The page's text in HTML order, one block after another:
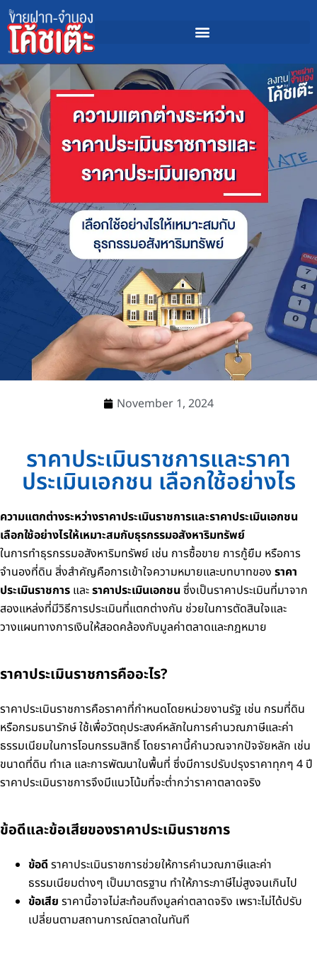
November 1, 2024
ราคาประเมินราชการและราคา
ประเมินเอกชน เลือกใช้อย่างไร
ความแตกต่างระหว่างราคาประเมินราชการและราคาประเมินเอกชน
เลือกใช้อย่างไรให้เหมาะสมกับธุรกรรมอสังหาริมทรัพย์
ในการทำธุรกรรมอสังหาริมทรัพย์ เช่น การซื้อขาย การกู้ยืม หรือการ
จำนองที่ดิน สิ่งสำคัญคือการเข้าใจความหมายและบทบาทของ ราคา
ประเมินราชการ และราคาประเมินเอกชน ซึ่งเป็นราคาประเมินที่มาจาก
สองแหล่งที่มีวิธีการประเมินที่แตกต่างกัน ช่วยในการตัดสินใจและ
วางแผนทางการเงินให้สอดคล้องกับมูลค่าตลาดและกฎหมาย
ราคาประเมินราชการคืออะไร?
ราคาประเมินราชการคือราคาที่กำหนดโดยหน่วยงานรัฐ เช่น กรมที่ดิน
หรือกรมธนารักษ์ ใช้เพื่อวัตถุประสงค์หลักในการคำนวณภาษีและค่า
ธรรมเนียมในการโอนกรรมสิทธิ์ โดยราคานี้คำนวณจากปัจจัยหลัก เช่น
ขนาดที่ดิน ทำเล และการพัฒนาในพื้นที่ ซึ่งมีการปรับปรุงราคาทุกๆ 4 ปี
ราคาประเมินราชการจึงมีแนวโน้มที่จะต่ำกว่าราคาตลาดจริง
ข้อดีและข้อเสียของราคาประเมินราชการ
ข้อดี ราคาประเมินราชการช่วยให้การคำนวณภาษีและค่า
ธรรมเนียมต่างๆ เป็นมาตรฐาน ทำให้ภาระภาษีไม่สูงจนเกินไป
ข้อเสีย ราคานี้อาจไม่สะท้อนถึงมูลค่าตลาดจริง เพราะไม่ได้ปรับ
เปลี่ยนตามสถานการณ์ตลาดในทันที